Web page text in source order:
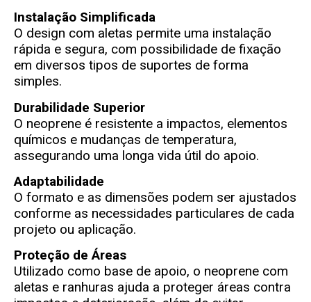
Instalação Simplificada
O design com aletas permite uma instalação
rápida e segura, com possibilidade de fixação
em diversos tipos de suportes de forma
simples.
Durabilidade Superior
O neoprene é resistente a impactos, elementos
químicos e mudanças de temperatura,
assegurando uma longa vida útil do apoio.
Adaptabilidade
O formato e as dimensões podem ser ajustados
conforme as necessidades particulares de cada
projeto ou aplicação.
Proteção de Áreas
Utilizado como base de apoio, o neoprene com
aletas e ranhuras ajuda a proteger áreas contra